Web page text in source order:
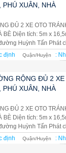
PHÚ XUÂN, NHÀ
ĐỦ 2 XE OTO
BÈ Diện tích: 5m x
Huỳnh Tấn Phát
định Quận/Huyện :
RỘNG ĐỦ 2
PHÚ XUÂN, NHÀ
ĐỦ 2 XE OTO
BÈ Diện tích: 5m x
Huỳnh Tấn Phát
định Quận/Huyện :